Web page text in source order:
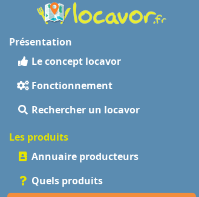
Présentation
Le concept locavor
Fonctionnement
Rechercher un locavor
Les produits
Annuaire producteurs
Quels produits